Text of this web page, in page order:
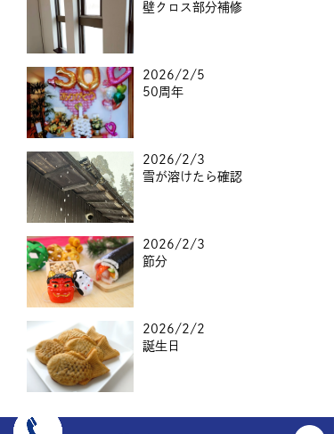
壁クロス部分補修
2026/2/5
50周年
2026/2/3
雪が溶けたら確認
2026/2/3
節分
2026/2/2
誕生日